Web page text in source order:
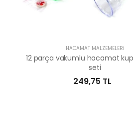
HACAMAT MALZEMELERI
12 parça vakumlu hacamat
seti
249,75 TL